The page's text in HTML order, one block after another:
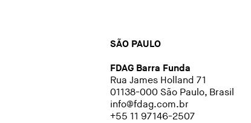
SÃO PAULO
FDAG Barra Funda
Rua James Holland 71
01138-000 São Paulo, Brasil
info@fdag.com.br
+55 11 97146-2507